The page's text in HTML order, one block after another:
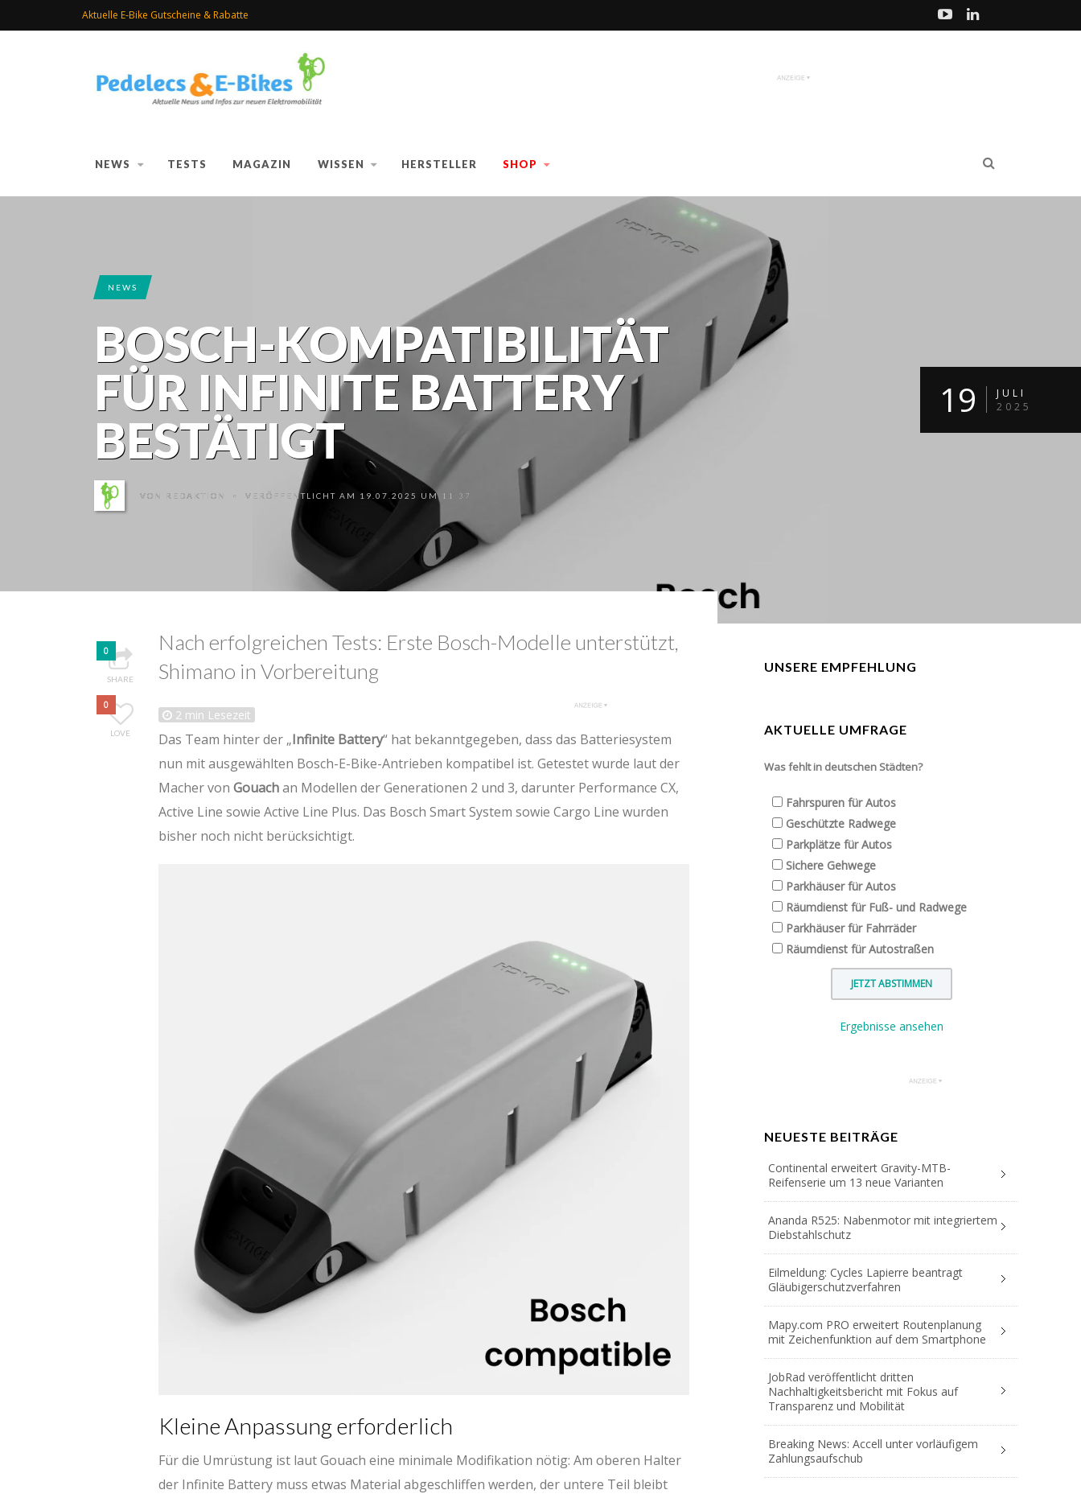
Aktuelle E-Bike Gutscheine & Rabatte
NEWS TESTS MAGAZIN WISSEN HERSTELLER SHOP
NEWS
BOSCH-KOMPATIBILITÄT
FÜR INFINITE BATTERY
BESTÄTIGT
VON REDAKTION • VERÖFFENTLICHT AM 19.07.2025 UM 11:37
19
JULI
2025
0
SHARE
0
LOVE
Nach erfolgreichen Tests: Erste Bosch-Modelle unterstützt,
Shimano in Vorbereitung
2 min Lesezeit
Das Team hinter der „Infinite Battery“ hat bekanntgegeben, dass das Batteriesystem
nun mit ausgewählten Bosch-E-Bike-Antrieben kompatibel ist. Getestet wurde laut der
Macher von Gouachan Modellen der Generationen 2 und 3, darunter Performance CX,
Active Line sowie Active Line Plus. Das Bosch Smart System sowie Cargo Line wurden
bisher noch nicht berücksichtigt.
Kleine Anpassung erforderlich
Für die Umrüstung ist laut Gouach eine minimale Modifikation nötig: Am oberen Halter
der Infinite Battery muss etwas Material abgeschliffen werden, der untere Teil bleibt
UNSERE EMPFEHLUNG
AKTUELLE UMFRAGE
Was fehlt in deutschen Städten?
Fahrspuren für Autos
Geschützte Radwege
Parkplätze für Autos
Sichere Gehwege
Parkhäuser für Autos
Räumdienst für Fuß- und Radwege
Parkhäuser für Fahrräder
Räumdienst für Autostraßen
Ergebnisse ansehen
NEUESTE BEITRÄGE
Continental erweitert Gravity-MTB-
Reifenserie um 13 neue Varianten
Ananda R525: Nabenmotor mit integriertem
Diebstahlschutz
Eilmeldung: Cycles Lapierre beantragt
Gläubigerschutzverfahren
Mapy.com PRO erweitert Routenplanung
mit Zeichenfunktion auf dem Smartphone
JobRad veröffentlicht dritten
Nachhaltigkeitsbericht mit Fokus auf
Transparenz und Mobilität
Breaking News: Accell unter vorläufigem
Zahlungsaufschub